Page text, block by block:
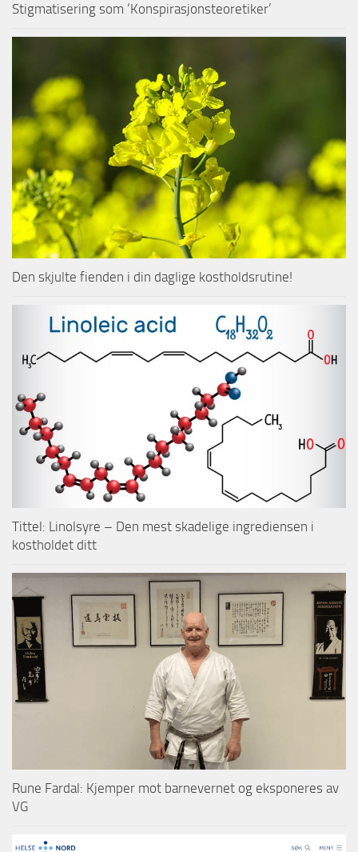
Stigmatisering som ‘Konspirasjonsteoretiker’
Den skjulte fienden i din daglige kostholdsrutine!
Tittel: Linolsyre – Den mest skadelige ingrediensen i
kostholdet ditt
Rune Fardal: Kjemper mot barnevernet og eksponeres av
VG